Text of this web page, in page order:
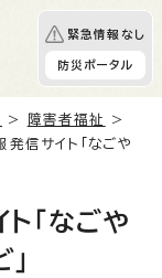
緊急情報なし
防災ポータル
> 障害者福祉
>
信サイト「なごや
「なごや